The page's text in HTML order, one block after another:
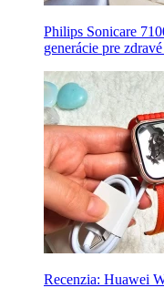
Philips Sonicare
generácie pre
Recenzia: Huawei